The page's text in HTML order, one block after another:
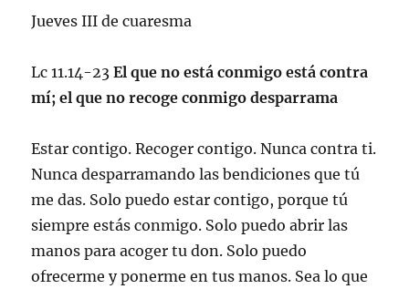
Jueves III de cuaresma
Lc 11.14-23El que no está conmigo está contra
mí; el que no recoge conmigo desparrama
Estar contigo. Recoger contigo. Nunca contra ti.
Nunca desparramando las bendiciones que tú
me das. Solo puedo estar contigo, porque tú
siempre estás conmigo. Solo puedo abrir las
manos para acoger tu don. Solo puedo
ofrecerme y ponerme en tus manos. Sea lo que